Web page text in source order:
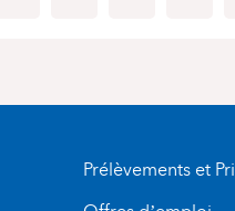
Prélèvements et